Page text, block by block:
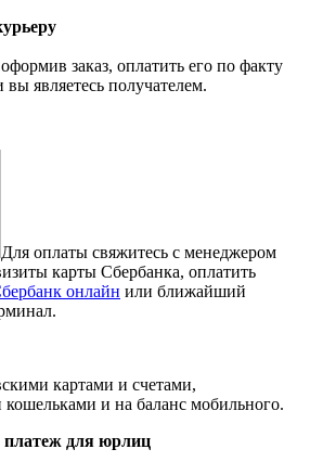
заказ, оплатить его по факту
вы являетесь получателем.
Для оплаты свяжитесь с менеджером
карты Сбербанка, оплатить
онлайн или ближайший
картами и счетами,
и на баланс мобильного.
для юрлиц